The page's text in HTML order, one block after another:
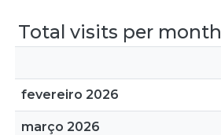
Total visits per month
fevereiro 2026
março 2026